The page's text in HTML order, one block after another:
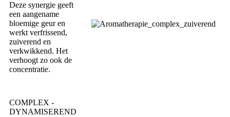
Deze synergie geeft
een aangename
bloemige geur en
werkt verfrissend,
zuiverend en
verkwikkend. Het
verhoogt zo ook de
concentratie.
COMPLEX -
DYNAMISEREND